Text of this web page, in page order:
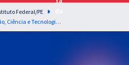
para as principais
Federal/PE
IFPE - Instituto Federal de Educação, Ciência e Tecnologia de Pernambuco - Técnico de Tecnologia da Informação (Módulo Especial)